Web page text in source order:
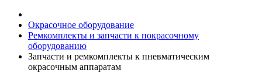
Окрасочное оборудование
Ремкомплекты и запчасти к покрасочному
оборудованию
Запчасти и ремкомплекты к пневматическим
окрасочным аппаратам